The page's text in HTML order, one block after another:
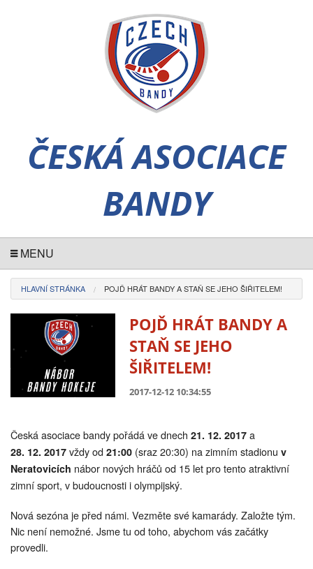
ČESKÁ ASOCIACE
BANDY
MENU
HLAVNÍ STRÁNKA POJĎ HRÁT BANDY A STAŇ SE JEHO ŠIŘITELEM!
POJĎ HRÁT BANDY A
STAŇ SE JEHO
ŠIŘITELEM!
2017-12-12 10:34:55
Česká asociace bandy pořádá ve dnech 21. 12. 2017 a
28. 12. 2017 vždy od 21:00 (sraz 20:30) na zimním stadionu v
Neratovicích nábor nových hráčů od 15 let pro tento atraktivní
zimní sport, v budoucnosti i olympijský.
Nová sezóna je před námi. Vezměte své kamarády. Založte tým.
Nic není nemožné. Jsme tu od toho, abychom vás začátky
provedli.